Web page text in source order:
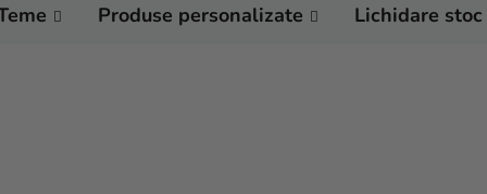
Produse personalizate Lichidare stoc